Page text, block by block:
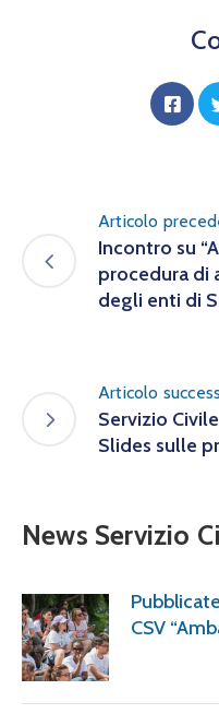
Articolo
Incontro su
procedura di
degli enti di
Articolo
Servizio
Slides sulle
News Servizio
CSV